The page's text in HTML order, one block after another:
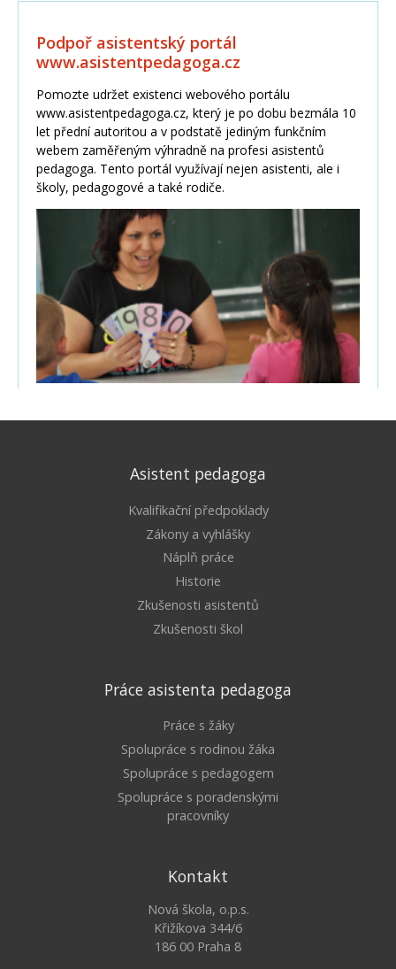
Asistent pedagoga
Kvalifikační předpoklady
Zákony a vyhlášky
Náplň práce
Historie
Zkušenosti asistentů
Zkušenosti škol
Práce asistenta pedagoga
Práce s žáky
Spolupráce s rodinou žáka
Spolupráce s pedagogem
Spolupráce s poradenskými
pracovníky
Kontakt
Nová škola, o.p.s.
Křižíkova 344/6
186 00 Praha 8